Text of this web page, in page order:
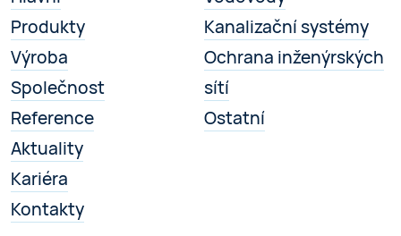
Produkty
Výroba
Společnost
Reference
Aktuality
Kariéra
Kontakty
Kanalizační systémy
Ochrana inženýrských
sítí
Ostatní